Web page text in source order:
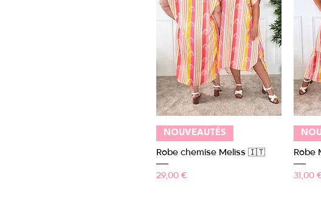
Aperçu rapide
NOUVEAUTÉS
Robe chemise Meliss 🇮🇹
Prix
29,00 €
Robe
Prix
31,00